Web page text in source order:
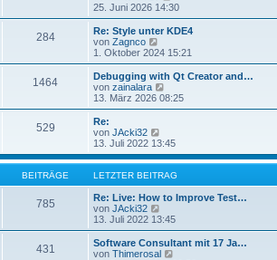
e
i
r
a
g
r
B
e
i
r
e
u
e
t
r
B
e
i
g
25. Juni 2026 14:30
284
Re: Style unter KDE4
von Zagnco
e
u
e
s
t
B
e
i
t
r
a
g
1. Oktober 2024 15:21
1464
Debugging with Qt Creator and…
von zainalara
e
u
t
r
B
e
i
r
g
13. März 2026 08:25
529
Re:
von JAcki32
e
u
e
s
t
e
B
e
i
t
13. Juli 2022 13:45
BEITRÄGE LETZTER BEITRAG
785
Re: Live: How to Improve Test…
von JAcki32
e
u
e
s
13. Juli 2022 13:45
431
Software Consultant mit 17 Ja…
von Thimerosal